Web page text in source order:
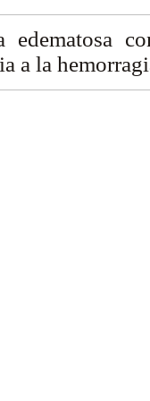
edematosa
a la